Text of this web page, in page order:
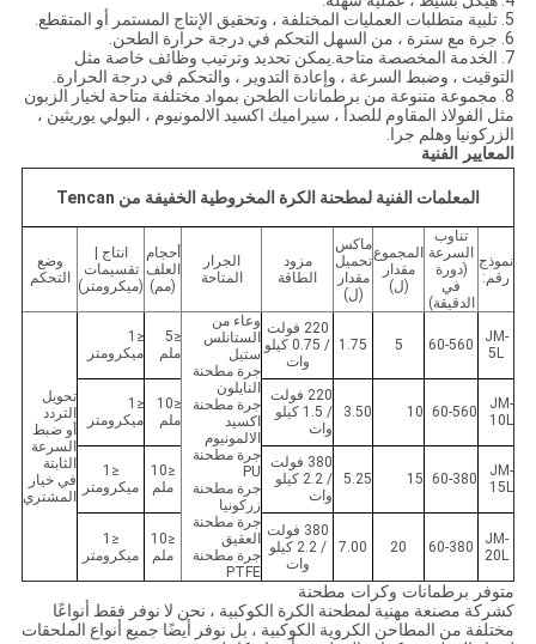
5. تلبية متطلبات العمليات المختلفة ، وتحقيق الإنتاج المستمر أو المتقطع.
6. جرة مع سترة ، من السهل التحكم في درجة حرارة الطحن.
7. الخدمة المخصصة متاحة.يمكن تحديد وترتيب وظائف خاصة مثل
التوقيت ، وضبط السرعة ، وإعادة التدوير ، والتحكم في درجة الحرارة.
8. مجموعة متنوعة من برطمانات الطحن بمواد مختلفة متاحة لخيار الزبون
مثل الفولاذ المقاوم للصدأ ، سيراميك اكسيد الالمونيوم ، البولي يوريثين ،
الزركونيا وهلم جرا.
المعايير الفنية
المعلمات الفنية لمطحنة الكرة المخروطية الخفيفة من Tencan
نموذج
رقم:
تناوب
السرعة
(دورة
في
الدقيقة)
المجموع
مقدار
(ل)
ماكس
تحميل
مقدار
(ل)
مزود
الطاقة
الجرار
المتاحة
أحجام
العلف
(مم)
انتاج |
تقسيمات
(ميكرومتر)
وضع
التحكم
JM-
5L
60-560
5
1.75
220 فولت
/ 0.75 كيلو
وات
وعاء من
الستانلس
ستيل
جرة مطحنة
النايلون
جرة مطحنة
اكسيد
الالمونيوم
جرة مطحنة
PU
جرة مطحنة
زركونيا
جرة مطحنة
العقيق
جرة مطحنة
PTFE
≤5
ملم
≤1
ميكرومتر
تحويل
التردد
أو ضبط
السرعة
الثابتة
في خيار
المشتري
JM-
10L
60-560
10
3.50
220 فولت
/ 1.5 كيلو
وات
≤10
ملم
≤1
ميكرومتر
JM-
15L
60-380
15
5.25
380 فولت
/ 2.2 كيلو
وات
≤10
ملم
≤1
ميكرومتر
JM-
20L
60-380
20
7.00
380 فولت
/ 2.2 كيلو
وات
≤10
ملم
≤1
ميكرومتر
متوفر برطمانات وكرات مطحنة
كشركة مصنعة مهنية لمطحنة الكرة الكوكبية ، نحن لا نوفر فقط أنواعًا
مختلفة من المطاحن الكروية الكوكبية ، بل نوفر أيضًا جميع أنواع الملحقات